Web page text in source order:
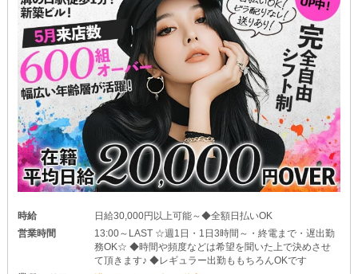
時給
日給30,000円以上可能～◆全額日払いOK
営業時間
13:00～LAST ☆週1日・1日3時間～・終電まで・遅出勤
務OK☆ ◆時間や頻度などは希望を聞いた上で決めさせ
て頂きます♪ ◆レギュラー出勤ももちろんOKです